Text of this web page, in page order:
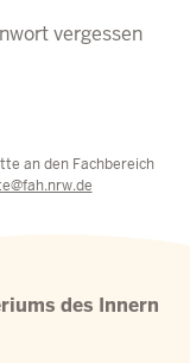
vergessen
an den Fachbereich
des Innern